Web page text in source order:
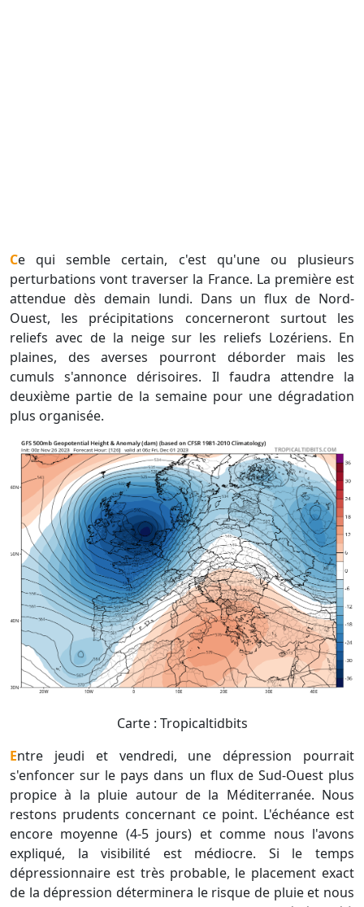
Ce qui semble certain, c'est qu'une ou plusieurs
perturbations vont traverser la France. La première est
attendue dès demain lundi. Dans un flux de Nord-
Ouest, les précipitations concerneront surtout les
reliefs avec de la neige sur les reliefs Lozériens. En
plaines, des averses pourront déborder mais les
cumuls s'annonce dérisoires. Il faudra attendre la
deuxième partie de la semaine pour une dégradation
plus organisée.
Carte : Tropicaltidbits
Entre jeudi et vendredi, une dépression pourrait
s'enfoncer sur le pays dans un flux de Sud-Ouest plus
propice à la pluie autour de la Méditerranée. Nous
restons prudents concernant ce point. L'échéance est
encore moyenne (4-5 jours) et comme nous l'avons
expliqué, la visibilité est médiocre. Si le temps
dépressionnaire est très probable, le placement exact
de la dépression déterminera le risque de pluie et nous